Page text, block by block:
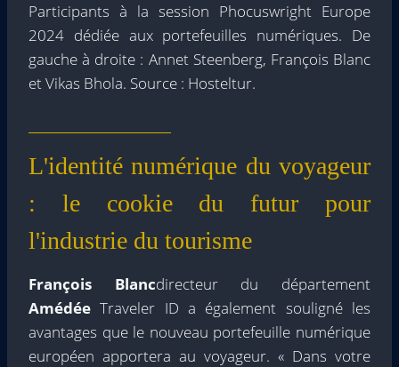
Participants à la session Phocuswright Europe
2024 dédiée aux portefeuilles numériques. De
gauche à droite : Annet Steenberg, François Blanc
et Vikas Bhola. Source : Hosteltur.
L'identité numérique du voyageur
: le cookie du futur pour
l'industrie du tourisme
François Blancdirecteur du département
Amédée Traveler ID a également souligné les
avantages que le nouveau portefeuille numérique
européen apportera au voyageur. « Dans votre